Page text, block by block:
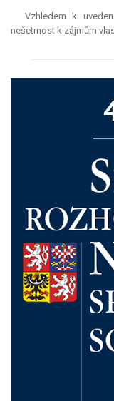
Vzhledem k
nešetrnost k zájmům